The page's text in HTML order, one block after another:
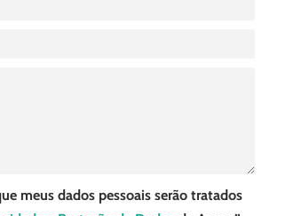
meus dados pessoais serão tratados